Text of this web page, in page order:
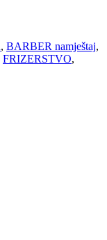
, BARBER namještaj,
FRIZERSTVO,